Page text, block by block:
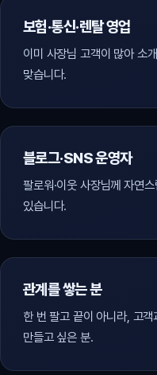
보험·통신·렌탈 영업
이미 사장님 고객이 많아 소
맞습니다.
블로그·SNS 운영자
팔로워·이웃 사장님께 자연
있습니다.
관계를 쌓는 분
한 번 팔고 끝이 아니라, 고
만들고 싶은 분.